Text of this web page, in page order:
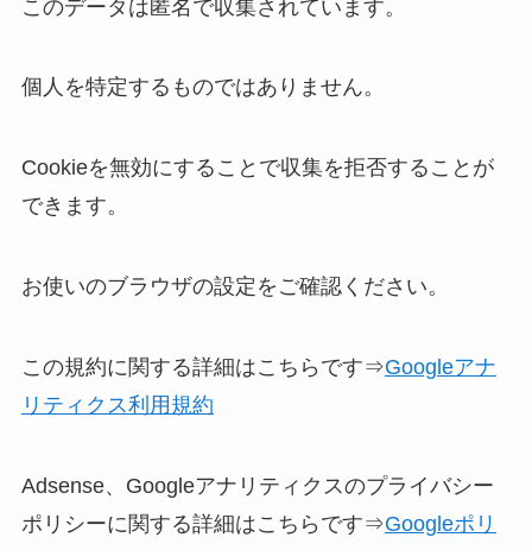
このデータは匿名で収集されています。
個人を特定するものではありません。
Cookieを無効にすることで収集を拒否することが
できます。
お使いのブラウザの設定をご確認ください。
この規約に関する詳細はこちらです⇒Googleアナ
リティクス利用規約
Adsense、Googleアナリティクスのプライバシー
ポリシーに関する詳細はこちらです⇒Googleポリ